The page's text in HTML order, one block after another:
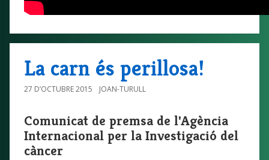
La carn és perillosa!
27 D’OCTUBRE 2015 JOAN-TURULL
Comunicat de premsa de l'Agència
Internacional per la Investigació del
càncer